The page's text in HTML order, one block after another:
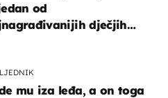
od
dječjih
mu iza leđa, a on toga